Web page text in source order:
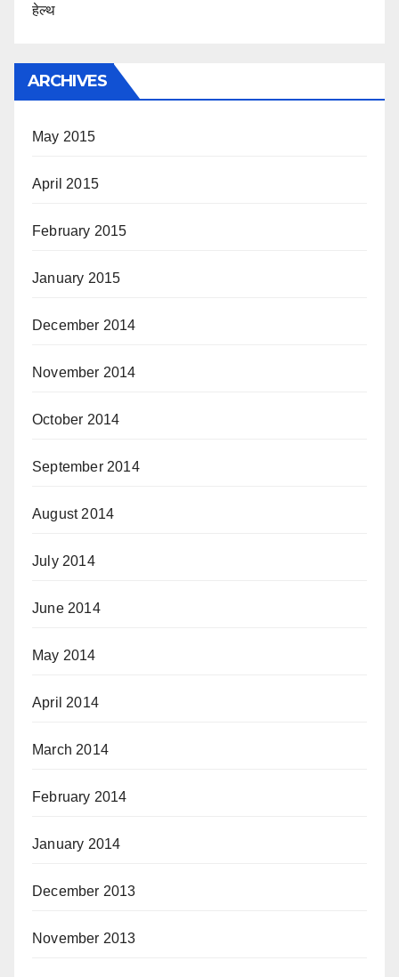
हेल्थ
ARCHIVES
May 2015
April 2015
February 2015
January 2015
December 2014
November 2014
October 2014
September 2014
August 2014
July 2014
June 2014
May 2014
April 2014
March 2014
February 2014
January 2014
December 2013
November 2013